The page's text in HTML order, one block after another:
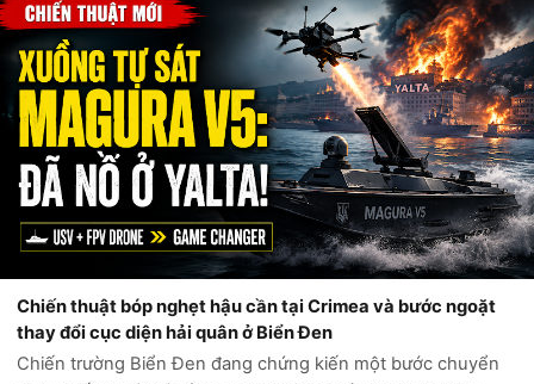
Chiến thuật bóp nghẹt hậu cần tại Crimea và bước ngoặt
thay đổi cục diện hải quân ở Biển Đen
Chiến trường Biển Đen đang chứng kiến một bước chuyển